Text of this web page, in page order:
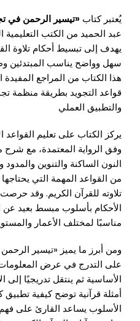
يُعتبر كتاب «تيسير الرحمن في
عبد الحميد من الكتب
يهدف إلى تبسيط أحكام تلاوة
سهل وواضح يناسب المبتدئين
هذا الكتاب من المراجع
قواعد التجويد بطريقة منظمة
والتطبيق العملي
يركز الكتاب على تعليم القواعد
وفق الرواية المعتمدة، مع
النون الساكنة والتنوين
من القواعد المهمة التي
تلاوته للقرآن الكريم. وقد
الأحكام بأسلوب مبسط بعيد عن
مناسبًا لمختلف الأعمار
ومن أبرز ما يميز «تيسير
على التدرج في عرض
الأساسية ثم ينتقل تدريجيًا إلى
أمثلة قرآنية توضح كيفية تطبيق
الأسلوب يساعد القارئ على